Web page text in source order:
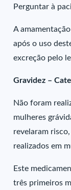
Perguntar à
A
após o uso
excreção pelo
Gravidez –
Não foram
mulheres
revelaram
realizados em
Este
três primeiros